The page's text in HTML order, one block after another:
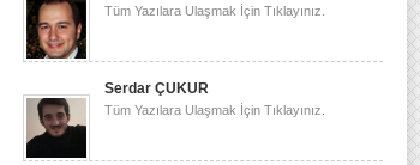
Tüm Yazılara Ulaşmak İçin Tıklayınız.
Serdar ÇUKUR
Tüm Yazılara Ulaşmak İçin Tıklayınız.